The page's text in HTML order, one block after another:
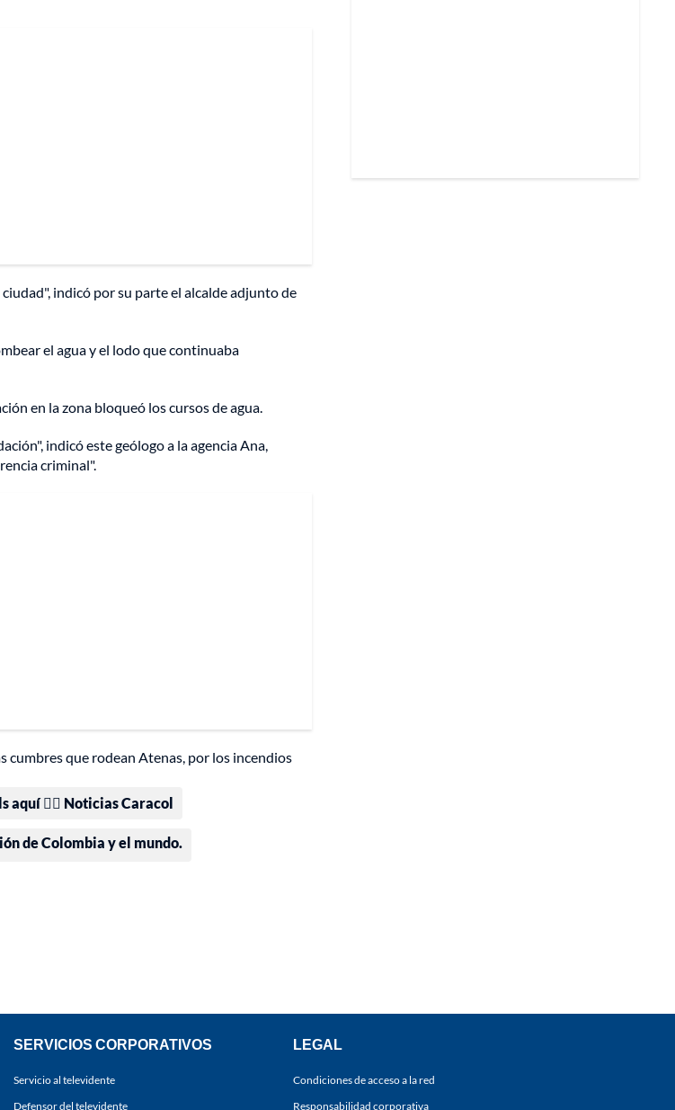
indicó por su parte el alcalde adjunto de
el agua y el lodo que continuaba
en la zona bloqueó los cursos de agua.
indicó este geólogo a la agencia Ana,
criminal".
cumbres que rodean Atenas, por los incendios
aquí 👉🏻 Noticias Caracol
de Colombia y el mundo.
SERVICIOS CORPORATIVOS
Servicio al televidente
Defensor del televidente
LEGAL
Condiciones de acceso a la red
Responsabilidad corporativa